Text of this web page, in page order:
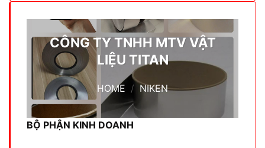
CÔNG TY TNHH MTV VẬT
LIỆU TITAN
HOME / NIKEN
BỘ PHẬN KINH DOANH